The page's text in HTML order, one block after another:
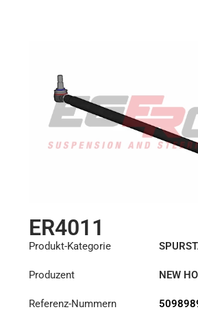
ER4011
Produkt-Kategorie
Produzent NEW
Referenz-Nummern